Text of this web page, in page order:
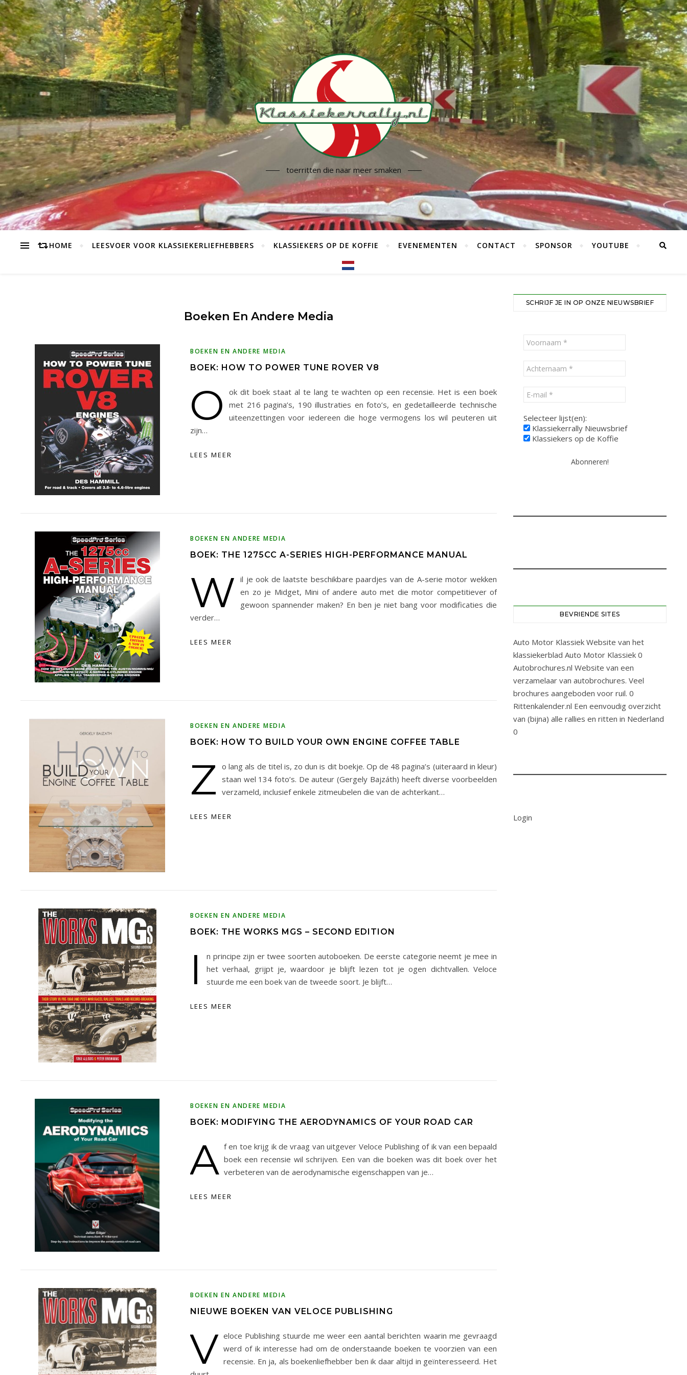
toerritten die naar meer smaken
HOME LEESVOER VOOR KLASSIEKERLIEFHEBBERS KLASSIEKERS OP DE KOFFIE EVENEMENTEN CONTACT SPONSOR YOUTUBE
Boeken En Andere Media
BOEKEN EN ANDERE MEDIA
BOEK: HOW TO POWER TUNE ROVER V8
O
ok dit boek staat al te lang te wachten op een recensie. Het is een boek
met 216 pagina’s, 190 illustraties en foto’s, en gedetailleerde technische
uiteenzettingen voor iedereen die hoge vermogens los wil peuteren uit
zijn…
LEES MEER
BOEKEN EN ANDERE MEDIA
BOEK: THE 1275CC A-SERIES HIGH-PERFORMANCE MANUAL
W il je ook de laatste beschikbare paardjes van de A-serie motor wekken
en zo je Midget, Mini of andere auto met die motor competitiever of
gewoon spannender maken? En ben je niet bang voor modificaties die
verder…
LEES MEER
BOEKEN EN ANDERE MEDIA
BOEK: HOW TO BUILD YOUR OWN ENGINE COFFEE TABLE
Z o lang als de titel is, zo dun is dit boekje. Op de 48 pagina’s (uiteraard in kleur)
staan wel 134 foto’s. De auteur (Gergely Bajzáth) heeft diverse voorbeelden
verzameld, inclusief enkele zitmeubelen die van de achterkant…
LEES MEER
BOEKEN EN ANDERE MEDIA
BOEK: THE WORKS MGS – SECOND EDITION
I
n principe zijn er twee soorten autoboeken. De eerste categorie neemt je mee in
het verhaal, grijpt je, waardoor je blijft lezen tot je ogen dichtvallen. Veloce
stuurde me een boek van de tweede soort. Je blijft…
LEES MEER
BOEKEN EN ANDERE MEDIA
BOEK: MODIFYING THE AERODYNAMICS OF YOUR ROAD CAR
A f en toe krijg ik de vraag van uitgever Veloce Publishing of ik van een bepaald
boek een recensie wil schrijven. Een van die boeken was dit boek over het
verbeteren van de aerodynamische eigenschappen van je…
LEES MEER
BOEKEN EN ANDERE MEDIA
NIEUWE BOEKEN VAN VELOCE PUBLISHING
V eloce Publishing stuurde me weer een aantal berichten waarin me gevraagd
werd of ik interesse had om de onderstaande boeken te voorzien van een
recensie. En ja, als boekenliefhebber ben ik daar altijd in geïnteresseerd. Het
SCHRIJF JE IN OP ONZE NIEUWSBRIEF
Selecteer lijst(en):
Klassiekerrally Nieuwsbrief
Klassiekers op de Koffie
BEVRIENDE SITES
Auto Motor Klassiek Website van het
klassiekerblad Auto Motor Klassiek 0
Autobrochures.nl Website van een
verzamelaar van autobrochures. Veel
brochures aangeboden voor ruil. 0
Rittenkalender.nl Een eenvoudig overzicht
van (bijna) alle rallies en ritten in Nederland
0
Login